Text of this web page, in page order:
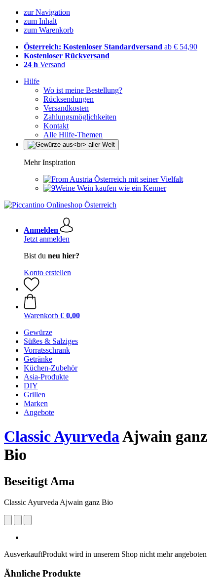
zur Navigation
zum Inhalt
zum Warenkorb
Österreich: Kostenloser Standardversand ab € 54,90
Kostenloser Rückversand
24 h Versand
Hilfe
Wo ist meine Bestellung?
Rücksendungen
Versandkosten
Zahlungsmöglichkeiten
Kontakt
Alle Hilfe-Themen
Mehr Inspiration
Österreich mit seiner Vielfalt
Wein kaufen wie ein Kenner
Anmelden
Jetzt anmelden
Bist du neu hier?
Konto erstellen
Warenkorb € 0,00
Gewürze
Süßes & Salziges
Vorratsschrank
Getränke
Küchen-Zubehör
Asia-Produkte
DIY
Grillen
Marken
Angebote
Classic AyurvedaAjwain ganz
Bio
Beseitigt Ama
Classic Ayurveda Ajwain ganz Bio
AusverkauftProdukt wird in unserem Shop nicht mehr angeboten
Ähnliche Produkte